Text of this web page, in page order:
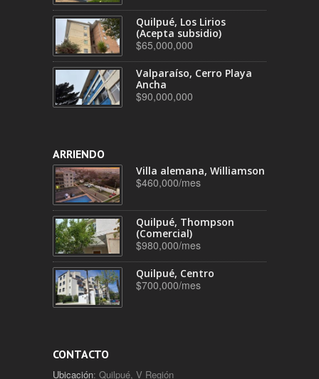
Quilpué, Los Lirios
(Acepta subsidio)
$65,000,000
Valparaíso, Cerro Playa
Ancha
$90,000,000
ARRIENDO
Villa alemana, Williamson
$460,000/mes
Quilpué, Thompson
(Comercial)
$980,000/mes
Quilpué, Centro
$700,000/mes
CONTACTO
Ubicación: Quilpué, V Región